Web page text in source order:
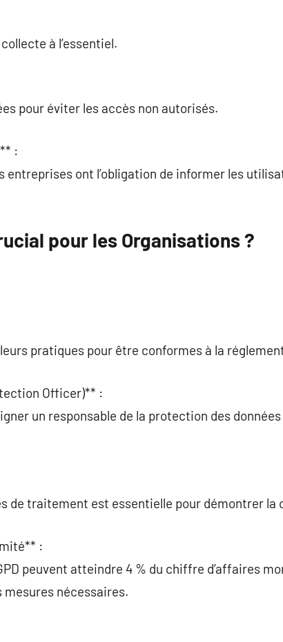
à l’essentiel.
pour éviter les accès non autorisés.
:
entreprises ont l’obligation de informer les
pour les Organisations ?
pratiques pour être conformes à la
Officer)** :
un responsable de la protection des
de traitement est essentielle pour démontrer la
:
peuvent atteindre 4 % du chiffre d’affaires
mesures nécessaires.